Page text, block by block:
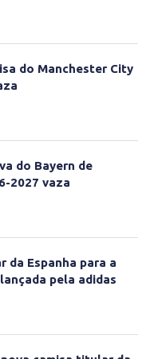
do Manchester City
do Bayern de
2027 vaza
da Espanha para a
pela adidas